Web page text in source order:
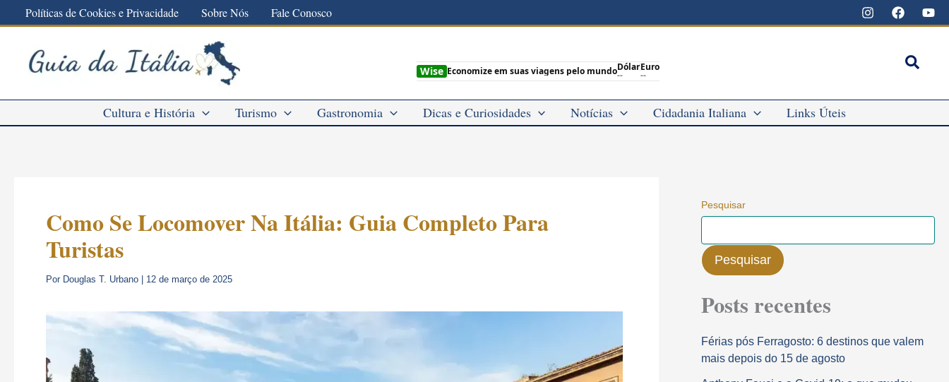
para
conteúdo
Políticas de Cookies e Privacidade Sobre Nós Fale Conosco
Wise Economize em suas viagens pelo mundoDólar
--
Euro
--
Cultura e História Turismo Gastronomia Dicas e Curiosidades Notícias Cidadania Italiana Links Úteis
Como Se Locomover Na Itália: Guia Completo Para
Turistas
Por Douglas T. Urbano 12 de março de 2025
Pesquisar
Pesquisar
Posts recentes
Férias pós Ferragosto: 6 destinos que valem
mais depois do 15 de agosto